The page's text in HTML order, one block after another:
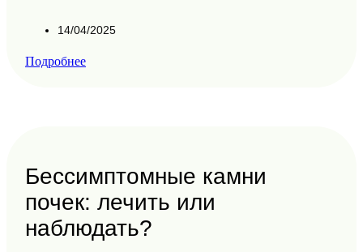
14/04/2025
Подробнее
Бессимптомные камни
почек: лечить или
наблюдать?